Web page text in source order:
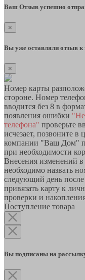
Ваш Отзыв успешно
×
Вы уже оставляли отзыв к
×
Номер карты
стороне. Номер
вводится без 8 в
появления ошибки
телефона" проверьте
исчезает, позвоните в
компании "Ваш Дом"
при необходимости
Внесения изменений
необходимо назвать
следующий день
привязать карту к
проверки и
Поступление товара
Вы подписаны на